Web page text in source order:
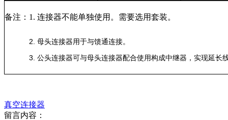
备注：1. 连接器不能单独使用。需要选用套装。
2. 母头连接器用于与馈通连接。
3. 公头连接器可与母头连接器配合使用构成中继器，实现延长线
真空连接器
留言内容：